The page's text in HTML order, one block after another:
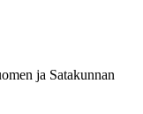
ja Satakunnan